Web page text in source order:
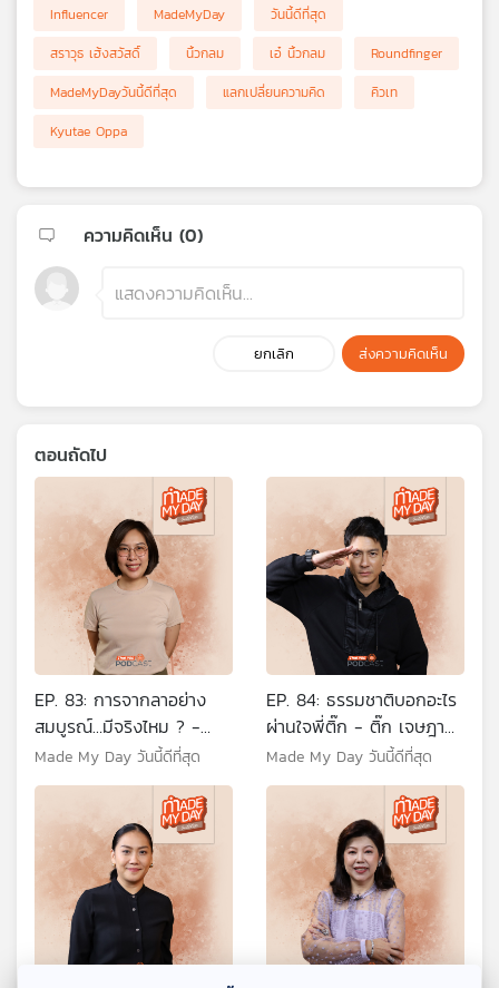
Influencer
MadeMyDay
วันนี้ดีที่สุด
สราวุธ เฮ้งสวัสดิ์
นิ้วกลม เอ๋ นิ้วกลม
Roundfinger
MadeMyDayวันนี้ดีที่สุด
แลกเปลี่ยนความคิด
คิวเท
Kyutae Oppa
ความคิดเห็น (0)
ยกเลิก ส่งความคิดเห็น
ตอนถัดไป
EP. 83: การจากลาอย่าง
สมบูรณ์…มีจริงไหม ? -
วิลาวัณย์ บุญเกื้อกุลวงษ์
Made My Day วันนี้ดีที่สุด
EP. 84: ธรรมชาติบอกอะไร
ผ่านใจพี่ติ๊ก - ติ๊ก เจษฎาภ
รณ์ ผลดี
Made My Day วันนี้ดีที่สุด